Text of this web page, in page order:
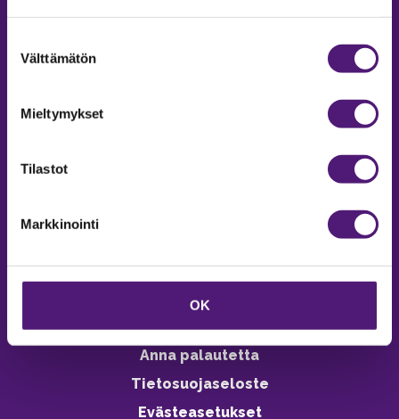
valinta
Välttämätön
Mieltymykset
Tilastot
Markkinointi
OK
Tiedustelut & Varaukset
Vastuullisuus
Ympäristöohjelma
Avoimet työpaikat
Anna palautetta
Tietosuojaseloste
Evästeasetukset